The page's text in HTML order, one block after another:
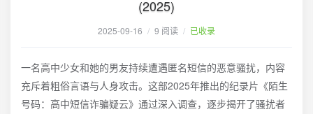
(2025)
2025-09-16 / 9 阅读 / 已收录
一名高中少女和她的男友持续遭遇匿名短信的恶意骚扰，内容
充斥着粗俗言语与人身攻击。这部2025年推出的纪录片《陌生
号码：高中短信诈骗疑云》通过深入调查，逐步揭开了骚扰者